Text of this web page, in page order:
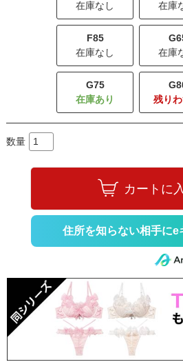
在庫なし
在庫
F85
在庫なし
在庫
G75
残り
カートに
住所を知らない相手にe